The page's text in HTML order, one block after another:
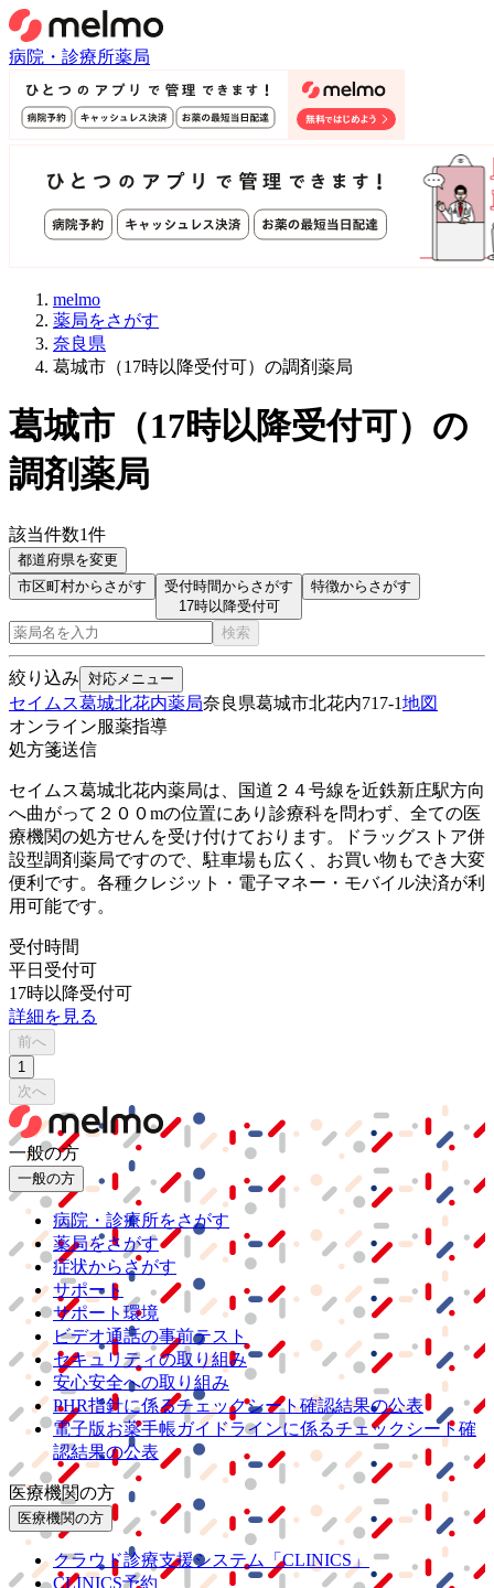
病院・診療所薬局
melmo
薬局をさがす
奈良県
葛城市（17時以降受付可）の調剤薬局
葛城市 （17時以降受付可） の
調剤薬局
該当件数1件
都道府県を変更
市区町村からさがす
受付時間からさがす
17時以降受付可
特徴からさがす
検索
絞り込み 対応メニュー
セイムス葛城北花内薬局奈良県葛城市北花内717-1地図
オンライン服薬指導
処方箋送信
セイムス葛城北花内薬局は、国道２４号線を近鉄新庄駅方向
へ曲がって２００mの位置にあり診療科を問わず、全ての医
療機関の処方せんを受け付けております。ドラッグストア併
設型調剤薬局ですので、駐車場も広く、お買い物もでき大変
便利です。各種クレジット・電子マネー・モバイル決済が利
用可能です。
受付時間
平日受付可
17時以降受付可
詳細を見る
前へ
1
次へ
一般の方
一般の方
病院・診療所をさがす
薬局をさがす
症状からさがす
サポート
サポート環境
ビデオ通話の事前テスト
セキュリティの取り組み
安心安全への取り組み
PHR指針に係るチェックシート確認結果の公表
電子版お薬手帳ガイドラインに係るチェックシート確
認結果の公表
医療機関の方
医療機関の方
クラウド診療支援システム
「CLINICS」
CLINICS予約